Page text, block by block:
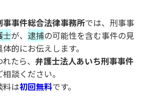
事件総合法律事務所では、刑事事
士が、逮捕の可能性を含む事件の見
的にお伝えします。
れたら、弁護士法人あいち刑事事件
相談ください。
料は初回無料です。